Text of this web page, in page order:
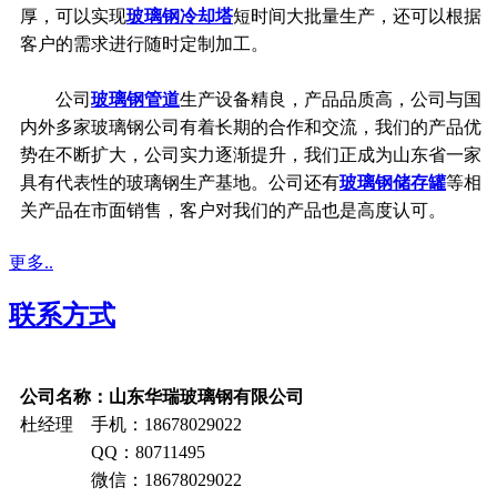
厚，可以实现玻璃钢冷却塔短时间大批量生产，还可以根据
客户的需求进行随时定制加工。
公司 玻璃钢管道生产设备精良，产品品质高，公司与国
内外多家玻璃钢公司有着长期的合作和交流，我们的产品优
势在不断扩大，公司实力逐渐提升，我们正成为山东省一家
具有代表性的玻璃钢生产基地。公司还有玻璃钢储存罐等相
关产品在市面销售，客户对我们的产品也是高度认可。
更多..
联系方式
公司名称：山东华瑞玻璃钢有限公司
杜经理 手机：18678029022
QQ：80711495
微信：18678029022